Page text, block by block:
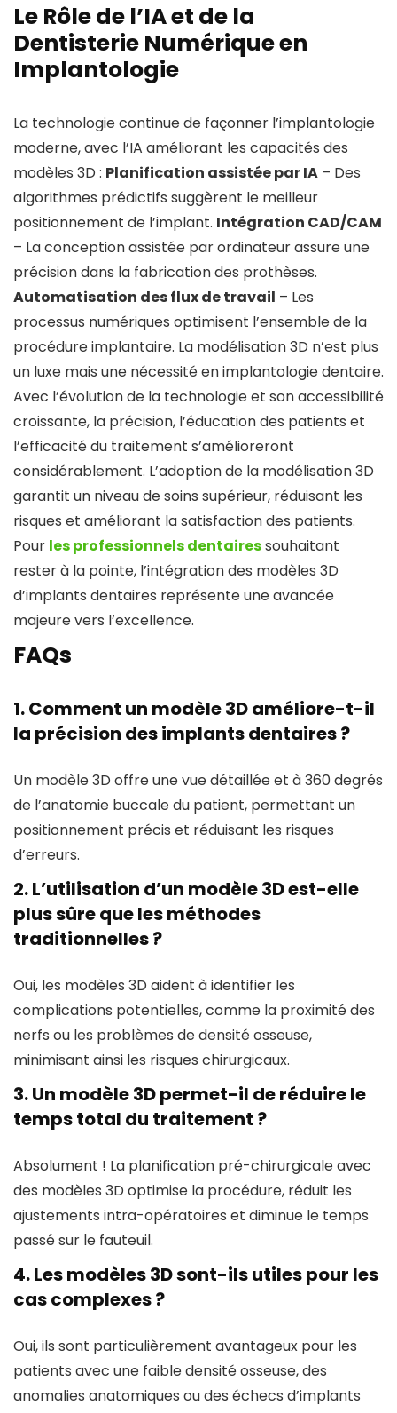
Le Rôle de l’IA et de la
Dentisterie Numérique en
Implantologie
La technologie continue de façonner l’implantologie
moderne, avec l’IA améliorant les capacités des
modèles 3D : Planification assistée par IA – Des
algorithmes prédictifs suggèrent le meilleur
positionnement de l’implant. Intégration CAD/CAM
– La conception assistée par ordinateur assure une
précision dans la fabrication des prothèses.
Automatisation des flux de travail – Les
processus numériques optimisent l’ensemble de la
procédure implantaire. La modélisation 3D n’est plus
un luxe mais une nécessité en implantologie dentaire.
Avec l’évolution de la technologie et son accessibilité
croissante, la précision, l’éducation des patients et
l’efficacité du traitement s’amélioreront
considérablement. L’adoption de la modélisation 3D
garantit un niveau de soins supérieur, réduisant les
risques et améliorant la satisfaction des patients.
Pour les professionnels dentairessouhaitant
rester à la pointe, l’intégration des modèles 3D
d’implants dentaires représente une avancée
majeure vers l’excellence.
FAQs
1.Comment un modèle 3D améliore-t-il
la précision des implants dentaires ?
Un modèle 3D offre une vue détaillée et à 360 degrés
de l’anatomie buccale du patient, permettant un
positionnement précis et réduisant les risques
d’erreurs.
2.L’utilisation d’un modèle 3D est-elle
plus sûre que les méthodes
traditionnelles ?
Oui, les modèles 3D aident à identifier les
complications potentielles, comme la proximité des
nerfs ou les problèmes de densité osseuse,
minimisant ainsi les risques chirurgicaux.
3.Un modèle 3D permet-il de réduire le
temps total du traitement ?
Absolument ! La planification pré-chirurgicale avec
des modèles 3D optimise la procédure, réduit les
ajustements intra-opératoires et diminue le temps
passé sur le fauteuil.
4.Les modèles 3D sont-ils utiles pour les
cas complexes ?
Oui, ils sont particulièrement avantageux pour les
patients avec une faible densité osseuse, des
anomalies anatomiques ou des échecs d’implants